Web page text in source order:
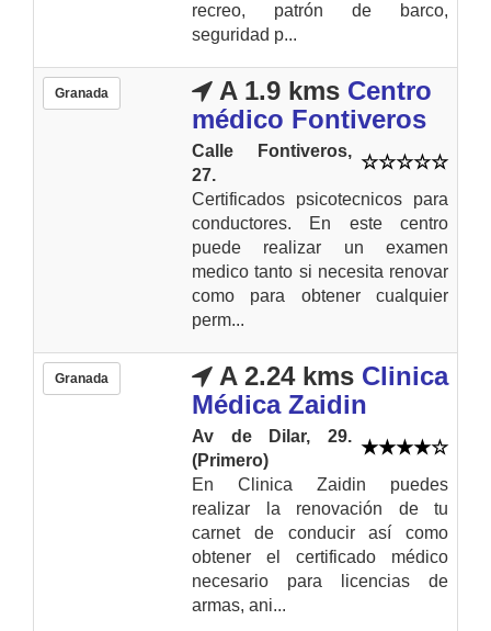
recreo, patrón de barco,
seguridad p...
Granada A 1.9 kms Centro
médico Fontiveros
Calle Fontiveros,
27.
Certificados psicotecnicos para
conductores. En este centro
puede realizar un examen
medico tanto si necesita renovar
como para obtener cualquier
perm...
Granada A 2.24 kms Clinica
Médica Zaidin
Av de Dilar, 29.
(Primero)
En Clinica Zaidin puedes
realizar la renovación de tu
carnet de conducir así como
obtener el certificado médico
necesario para licencias de
armas, ani...